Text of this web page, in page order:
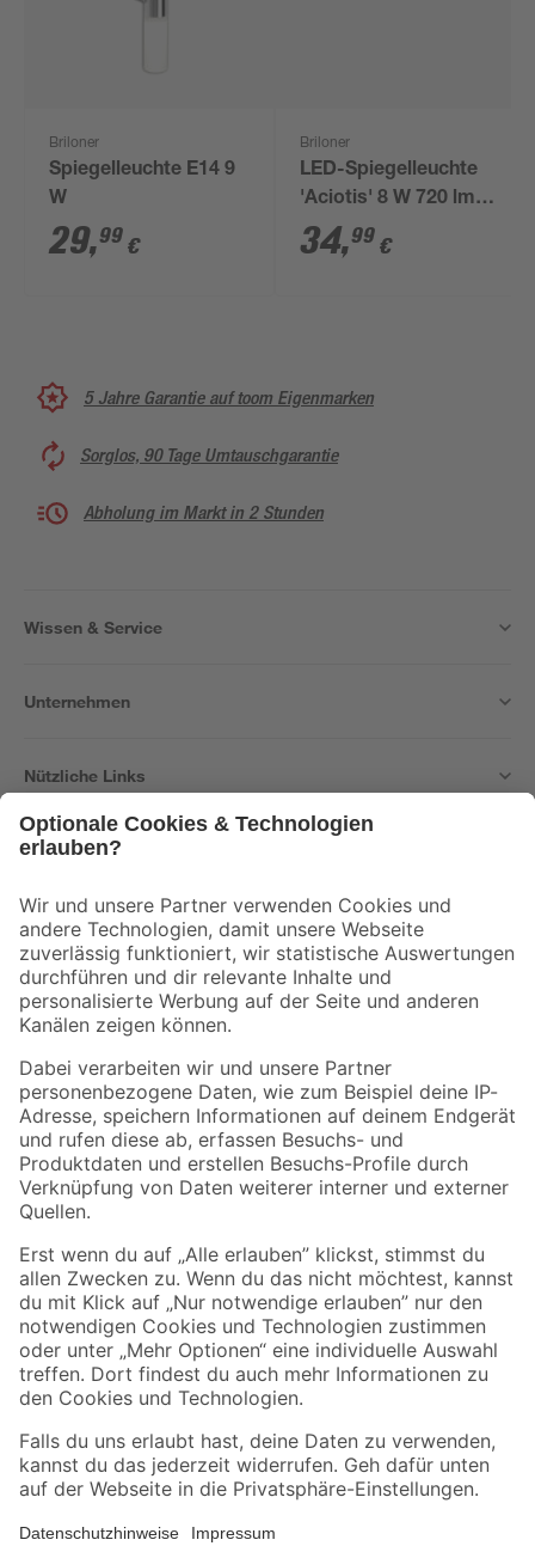
Briloner
Spiegelleuchte E14 9
W
29,99 €
Briloner
LED-Spiegelleuchte
'Aciotis' 8 W 720 lm
neutralweiß 34 x 2,8 x
6,7 cm
34,99 €
5 Jahre Garantie auf toom Eigenmarken
Sorglos, 90 Tage Umtauschgarantie
Abholung im Markt in 2 Stunden
Wissen & Service
Unternehmen
Nützliche Links
Der toom Newsletter: Keine Angebote und Aktionen mehr verpassen!
Zur Newsletter Anmeldung
Folge uns
Zahlungsarten Versandarten
Sicher einkaufen
Jetzt die toom-App herunterladen
Alle Preisangaben in EUR inkl. gesetzl. MwSt.. Die dargestellten Angebote sind unter
Umständen nicht in allen Märkten verfügbar. Die angegebenen Verfügbarkeiten beziehen
Produkte nur solange der Vorrat reicht.